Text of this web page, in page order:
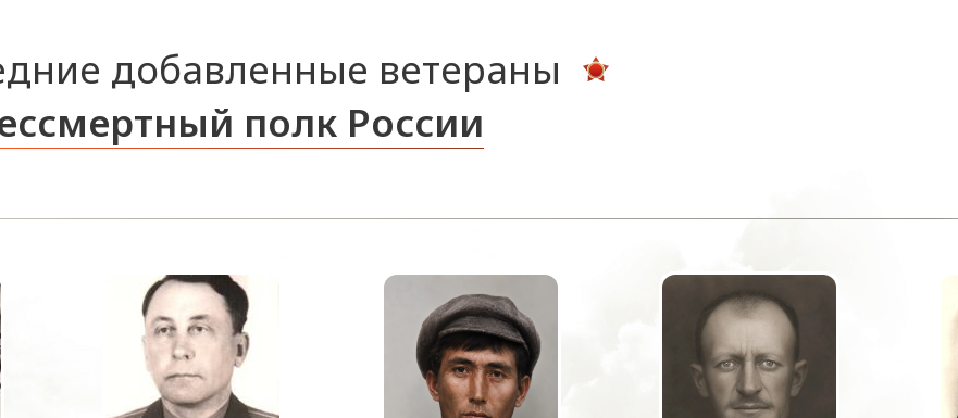
добавленные ветераны
полк России